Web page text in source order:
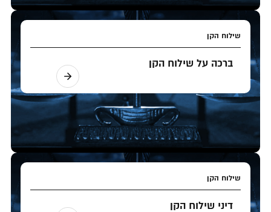
שילוח הקן
ברכה על שילוח הקן
שילוח הקן
דיני שילוח הקן